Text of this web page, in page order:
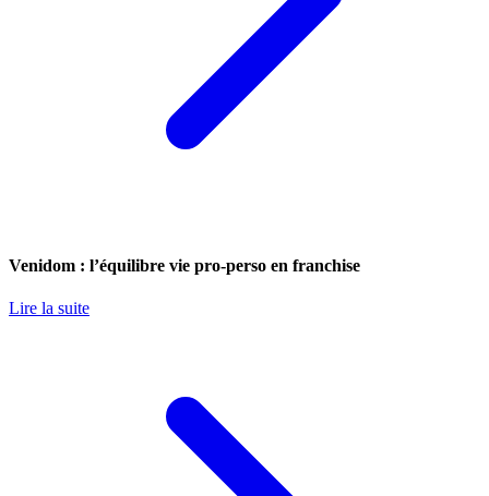
Venidom : l’équilibre vie pro-perso en franchise
Lire la suite